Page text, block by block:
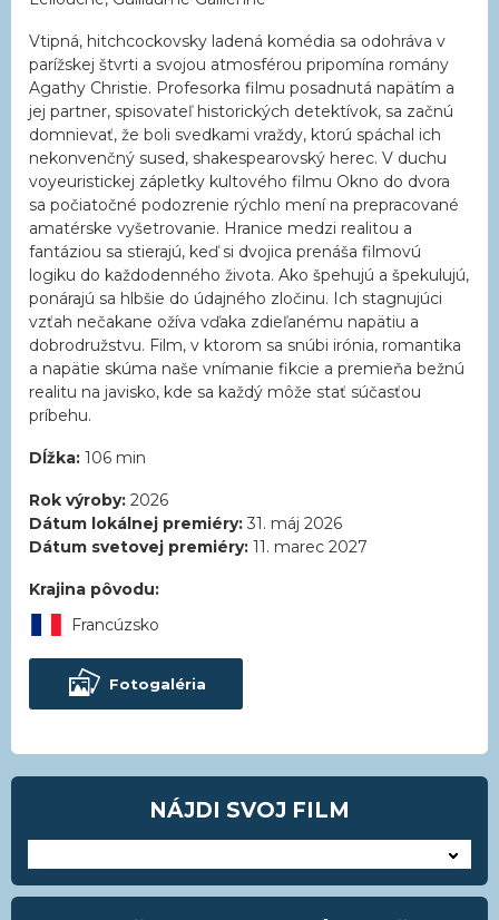
Vtipná, hitchcockovsky ladená komédia sa odohráva v
parížskej štvrti a svojou atmosférou pripomína romány
Agathy Christie. Profesorka filmu posadnutá napätím a
jej partner, spisovateľ historických detektívok, sa začnú
domnievať, že boli svedkami vraždy, ktorú spáchal ich
nekonvenčný sused, shakespearovský herec. V duchu
voyeuristickej zápletky kultového filmu Okno do dvora
sa počiatočné podozrenie rýchlo mení na prepracované
amatérske vyšetrovanie. Hranice medzi realitou a
fantáziou sa stierajú, keď si dvojica prenáša filmovú
logiku do každodenného života. Ako špehujú a špekulujú,
ponárajú sa hlbšie do údajného zločinu. Ich stagnujúci
vzťah nečakane ožíva vďaka zdieľanému napätiu a
dobrodružstvu. Film, v ktorom sa snúbi irónia, romantika
a napätie skúma naše vnímanie fikcie a premieňa bežnú
realitu na javisko, kde sa každý môže stať súčasťou
príbehu.
Dĺžka: 106 min
Rok výroby: 2026
Dátum lokálnej premiéry: 31. máj 2026
Dátum svetovej premiéry: 11. marec 2027
Krajina pôvodu:
Francúzsko
Fotogaléria
NÁJDI SVOJ FILM